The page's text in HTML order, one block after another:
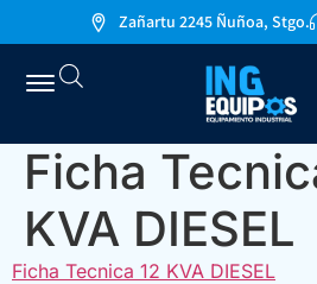
Zañartu 2245 Ñuñoa, Stgo.
Ficha
KVA DIESEL
Ficha Tecnica 12 KVA DIESEL